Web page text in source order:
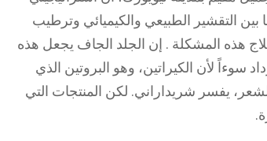
التقشير الطبيعي والكيميائي وترطيب
هذه المشكلة . إن الجلد الجاف يجعل هذه
سوءاً لأن الكيراتين، وهو البروتين الذي
يفسر شريداراني. لكن المنتجات التي